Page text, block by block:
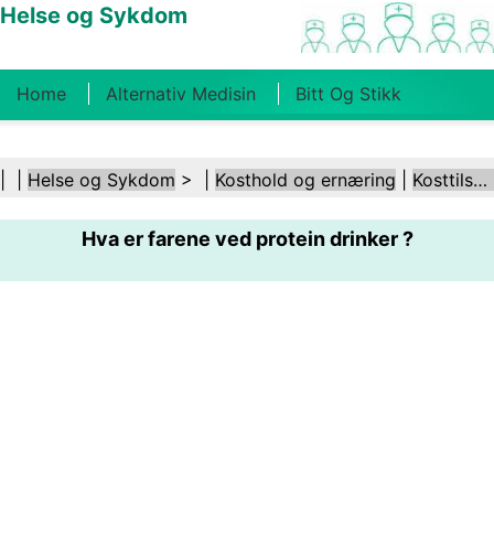
Helse og Sykdom
Home Alternativ Medisin Bitt Og Stikk
Kosthold Og Ernæring Familiehelse
Helsebransjen Psykisk Helse Folkehelse Og
Sikkerhet Kirurgi Og Prosedyrer Helse
Helse og Sykdom > | Kosthold og ernæring Kosttilskudd
Hva er farene ved protein drinker ?